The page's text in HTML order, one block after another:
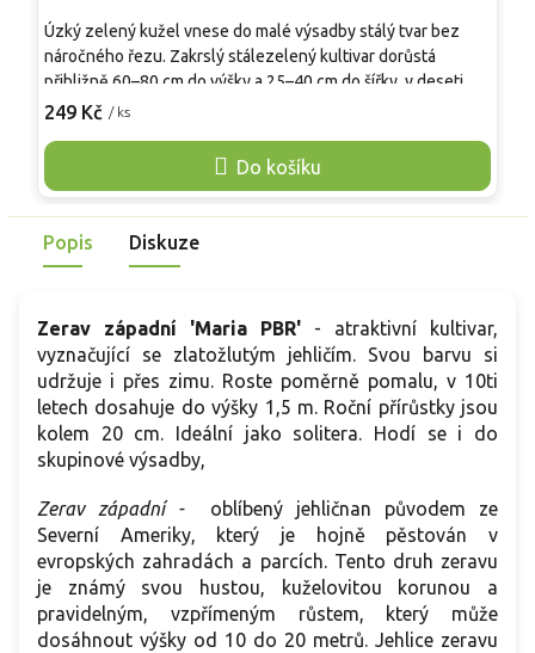
249 Kč / ks
Do košíku
Úzký zelený kužel vnese do malé výsadby stálý tvar bez
náročného řezu. Zakrslý stálezelený kultivar dorůstá
přibližně 60–80 cm do výšky a 25–40 cm do šířky, v deseti
letech často jen kolem 30–60 cm podle stanoviště. Roste
sytě zelené barvy. V zimě může získat lehce bronzový tón.
Hodí se do skalek, vřesovišť, nádob, hrobových výsadeb,
Popis Diskuze
Zerav západní 'Maria PBR' - atraktivní kultivar,
vyznačující se zlatožlutým jehličím. Svou barvu si
udržuje i přes zimu. Roste poměrně pomalu, v 10ti
letech dosahuje do výšky 1,5 m. Roční přírůstky jsou
kolem 20 cm. Ideální jako solitera. Hodí se i do
skupinové výsadby,
Zerav západní - oblíbený jehličnan původem ze
Severní Ameriky, který je hojně pěstován v
evropských zahradách a parcích. Tento druh zeravu
je známý svou hustou, kuželovitou korunou a
pravidelným, vzpřímeným růstem, který může
dosáhnout výšky od 10 do 20 metrů. Jehlice zeravu